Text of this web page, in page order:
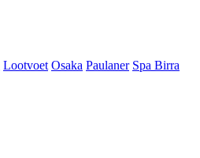
Lootvoet Osaka Paulaner Spa Birra